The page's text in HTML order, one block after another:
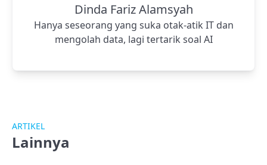
Dinda Fariz Alamsyah
Hanya seseorang yang suka otak-atik IT dan
mengolah data, lagi tertarik soal AI
ARTIKEL
Lainnya